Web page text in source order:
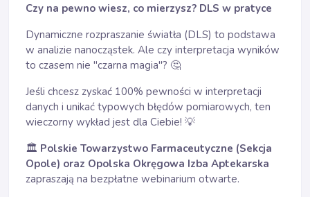
Czy na pewno wiesz, co mierzysz? DLS w pratyce
Dynamiczne rozpraszanie światła (DLS) to podstawa
w analizie nanocząstek. Ale czy interpretacja wyników
to czasem nie "czarna magia"? 🤔
Jeśli chcesz zyskać 100% pewności w interpretacji
danych i unikać typowych błędów pomiarowych, ten
wieczorny wykład jest dla Ciebie! 💡
🏛 Polskie Towarzystwo Farmaceutyczne (Sekcja
Opole) oraz Opolska Okręgowa Izba Aptekarska
zapraszają na bezpłatne webinarium otwarte.